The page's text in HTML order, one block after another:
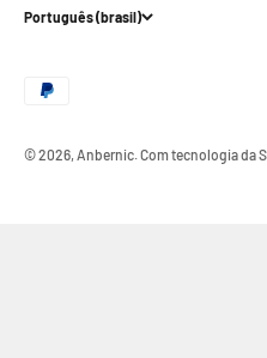
Português (brasil)
© 2026, Anbernic.Com tecnologia da